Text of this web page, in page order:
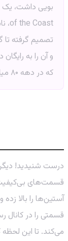
تصمیم گرفته تا
که در دهه ۸۰ میلادی پخش می‌شد!
درست شنیدید!